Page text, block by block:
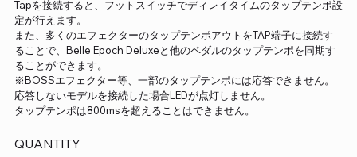
Tapを接続すると、フットスイッチでディレイタイムのタップテンポ設
定が行えます。
また、多くのエフェクターのタップテンポアウトをTAP端子に接続す
ることで、Belle Epoch Deluxeと他のペダルのタップテンポを同期す
ることができます。
※BOSSエフェクター等、一部のタップテンポには応答できません。
応答しないモデルを接続した場合LEDが点灯しません。
タップテンポは800msを超えることはできません。
QUANTITY